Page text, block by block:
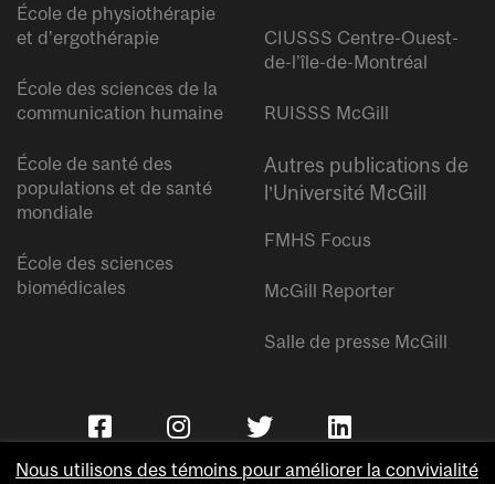
École de physiothérapie
et d’ergothérapie
École des sciences de la
communication humaine
École de santé des
populations et de santé
mondiale
École des sciences
biomédicales
CIUSSS Centre-Ouest-
de-l’île-de-Montréal
RUISSS McGill
Autres publications de
l’Université McGill
FMHS Focus
McGill Reporter
Salle de presse McGill
Nous utilisons des témoins pour améliorer la convivialité